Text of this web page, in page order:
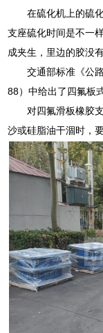
在硫化机上的硫
支座硫化时间是不一
成夹生，里边的胶没
交通部标准《公
88）中给出了四氟板
对四氟滑板橡胶
沙或硅脂油干涸时，